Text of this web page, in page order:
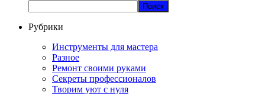
Поиск
Рубрики
Инструменты для мастера
Разное
Ремонт своими руками
Секреты профессионалов
Творим уют с нуля